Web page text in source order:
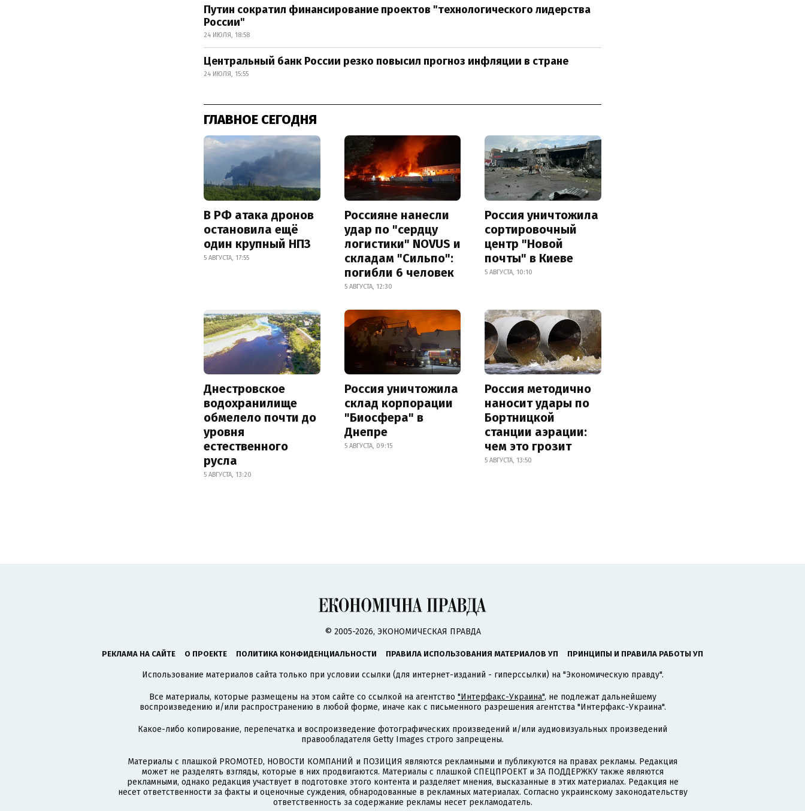
Путин сократил финансирование проектов "технологического лидерства
России"
24 ИЮЛЯ, 18:58
Центральный банк России резко повысил прогноз инфляции в стране
24 ИЮЛЯ, 15:55
ГЛАВНОЕ СЕГОДНЯ
В РФ атака дронов
остановила ещё
один крупный НПЗ
5 АВГУСТА, 17:55
Россияне нанесли
удар по "сердцу
логистики" NOVUS и
складам "Сильпо":
погибли 6 человек
5 АВГУСТА, 12:30
Россия уничтожила
сортировочный
центр "Новой
почты" в Киеве
5 АВГУСТА, 10:10
Днестровское
водохранилище
обмелело почти до
уровня
естественного
русла
5 АВГУСТА, 13:20
Россия уничтожила
склад корпорации
"Биосфера" в
Днепре
5 АВГУСТА, 09:15
Россия методично
наносит удары по
Бортницкой
станции аэрации:
чем это грозит
5 АВГУСТА, 13:50
© 2005-2026, ЭКОНОМИЧЕСКАЯ ПРАВДА
РЕКЛАМА НА САЙТЕ О ПРОЕКТЕ ПОЛИТИКА КОНФИДЕНЦИАЛЬНОСТИ ПРАВИЛА ИСПОЛЬЗОВАНИЯ МАТЕРИАЛОВ УП ПРИНЦИПЫ И ПРАВИЛА РАБОТЫ УП
Использование материалов сайта только при условии ссылки (для интернет-изданий - гиперссылки) на "Экономическую правду".
Все материалы, которые размещены на этом сайте со ссылкой на агентство "Интерфакс-Украина", не подлежат дальнейшему
воспроизведению и/или распространению в любой форме, иначе как с письменного разрешения агентства "Интерфакс-Украина".
Какое-либо копирование, перепечатка и воспроизведение фотографических произведений и/или аудиовизуальных произведений
правообладателя Getty Images строго запрещены.
Материалы с плашкой PROMOTED, НОВОСТИ КОМПАНИЙ и ПОЗИЦИЯ являются рекламными и публикуются на правах рекламы. Редакция
может не разделять взгляды, которые в них продвигаются. Материалы с плашкой СПЕЦПРОЕКТ и ЗА ПОДДЕРЖКУ также являются
рекламными, однако редакция участвует в подготовке этого контента и разделяет мнения, высказанные в этих материалах. Редакция не
несет ответственности за факты и оценочные суждения, обнародованные в рекламных материалах. Согласно украинскому законодательству
ответственность за содержание рекламы несет рекламодатель.